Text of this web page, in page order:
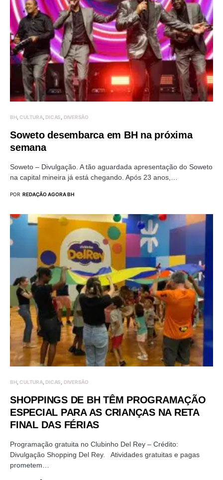
BH CULTURA DICAS DIVERSÃO
Soweto desembarca em BH na próxima
semana
Soweto – Divulgação. A tão aguardada apresentação do Soweto
na capital mineira já está chegando. Após 23 anos,…
POR REDAÇÃO AGORA BH
BH CULTURA DICAS DIVERSÃO
SHOPPINGS DE BH TÊM PROGRAMAÇÃO
ESPECIAL PARA AS CRIANÇAS NA RETA
FINAL DAS FÉRIAS
Programação gratuita no Clubinho Del Rey – Crédito:
Divulgação Shopping Del Rey. Atividades gratuitas e pagas
prometem…